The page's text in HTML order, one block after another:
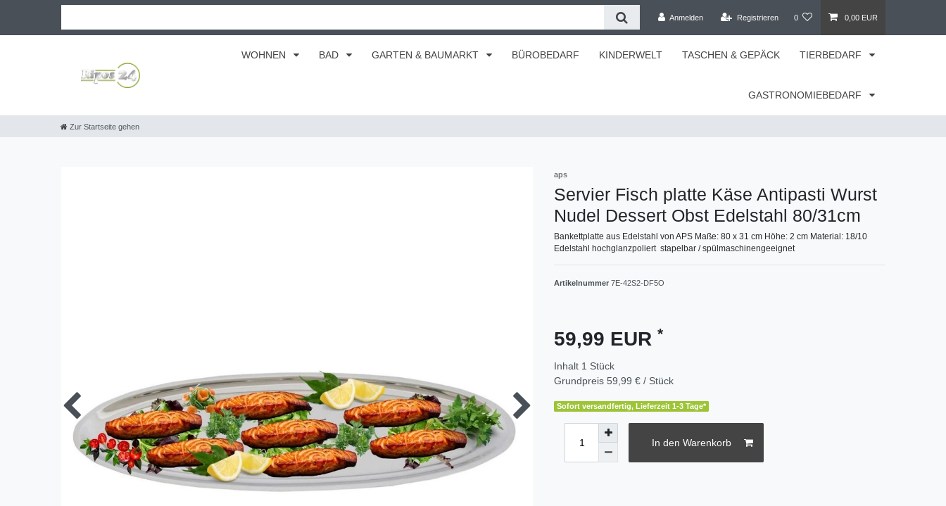
Anmelden Registrieren 0 0,00 EUR
WOHNEN BAD GARTEN & BAUMARKT BÜROBEDARF KINDERWELT TASCHEN & GEPÄCK TIERBEDARF
GASTRONOMIEBEDARF
Zur Startseite gehen
aps
Servier Fisch platte Käse Antipasti Wurst
Nudel Dessert Obst Edelstahl 80/31cm
Bankettplatte aus Edelstahl von APS Maße: 80 x 31 cm Höhe: 2 cm Material: 18/10
Edelstahl hochglanzpoliert stapelbar / spülmaschinengeeignet
Artikelnummer 7E-42S2-DF5O
59,99 EUR *
Inhalt 1 Stück
Grundpreis 59,99 € / Stück
Sofort versandfertig, Lieferzeit 1-3 Tage*
In den Warenkorb